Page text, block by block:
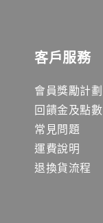
客戶服務
會員獎勵計劃
回饋金及點數
常見問題
運費說明
退換貨流程